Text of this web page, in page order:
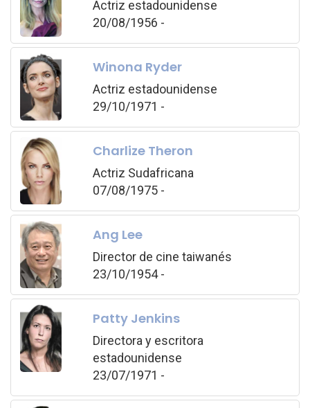
Actriz estadounidense
20/08/1956 -
Winona Ryder
Actriz estadounidense
29/10/1971 -
Charlize Theron
Actriz Sudafricana
07/08/1975 -
Ang Lee
Director de cine taiwanés
23/10/1954 -
Patty Jenkins
Directora y escritora
estadounidense
23/07/1971 -